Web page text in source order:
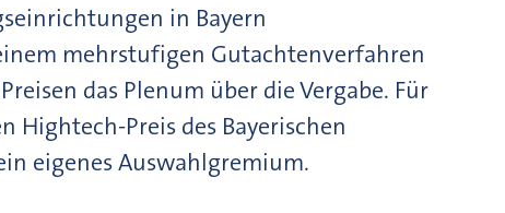
in Bayern
mehrstufigen Gutachtenverfahren
das Plenum über die Vergabe. Für
Hightech-Preis des Bayerischen
eigenes Auswahlgremium.